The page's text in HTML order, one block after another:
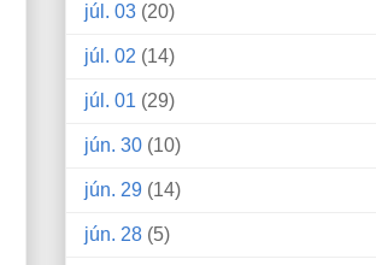
júl. 03 (20)
júl. 02 (14)
júl. 01 (29)
jún. 30 (10)
jún. 29 (14)
jún. 28 (5)